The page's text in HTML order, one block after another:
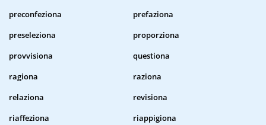
preconfeziona
prefaziona
preseleziona
proporziona
provvisiona
questiona
ragiona
raziona
relaziona
revisiona
riaffeziona
riappigiona